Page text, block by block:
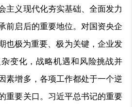
主义现代化夯实基础、全面发力
前启后的重要地位。对国资央企
也极为重要、极为关键，企业发
变化，战略机遇和风险挑战并
素增多，各项工作都处于一个逆
重要关口。习近平总书记的重要